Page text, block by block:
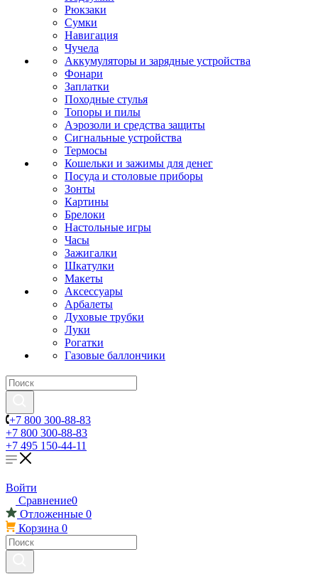
Рюкзаки
Сумки
Навигация
Чучела
Аккумуляторы и зарядные устройства
Фонари
Заплатки
Походные стулья
Топоры и пилы
Аэрозоли и средства защиты
Сигнальные устройства
Термосы
Кошельки и зажимы для денег
Посуда и столовые приборы
Зонты
Картины
Брелоки
Настольные игры
Часы
Зажигалки
Шкатулки
Макеты
Аксессуары
Арбалеты
Духовые трубки
Луки
Рогатки
Газовые баллончики
+7 800 300-88-83
+7 800 300-88-83
+7 495 150-44-11
Войти
Сравнение0
Отложенные 0
Корзина 0